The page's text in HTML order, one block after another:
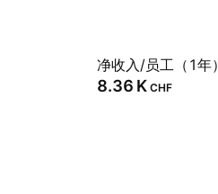
净收入/员工（1年）
‪8.36 K‬ CHF